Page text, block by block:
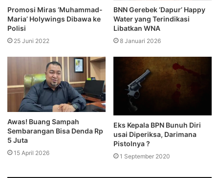
Promosi Miras ‘Muhammad-
Maria’ Holywings Dibawa ke
Polisi
25 Juni 2022
BNN Gerebek ‘Dapur’ Happy
Water yang Terindikasi
Libatkan WNA
8 Januari 2026
Awas! Buang Sampah
Sembarangan Bisa Denda Rp
5 Juta
15 April 2026
Eks Kepala BPN Bunuh Diri
usai Diperiksa, Darimana
Pistolnya ?
1 September 2020